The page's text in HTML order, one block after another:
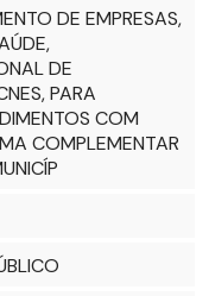
DE EMPRESAS,
DE
PARA
COM
COMPLEMENTAR